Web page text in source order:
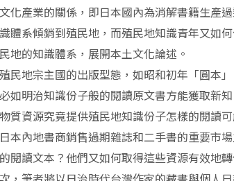
化產業的關係，即日本國內為消解書籍生產
體系傾銷到殖民地，而殖民地知識青年又如
地的知識體系，展開本土文化論述。
民地宗主國的出版型態，如昭和初年「圓本
如明治知識份子般的閱讀原文書方能獲取新
質資源究竟提供殖民地知識份子怎樣的閱讀
本內地書商銷售過期雜誌和二手書的重要市
閱讀文本？他們又如何取得這些資源有效地